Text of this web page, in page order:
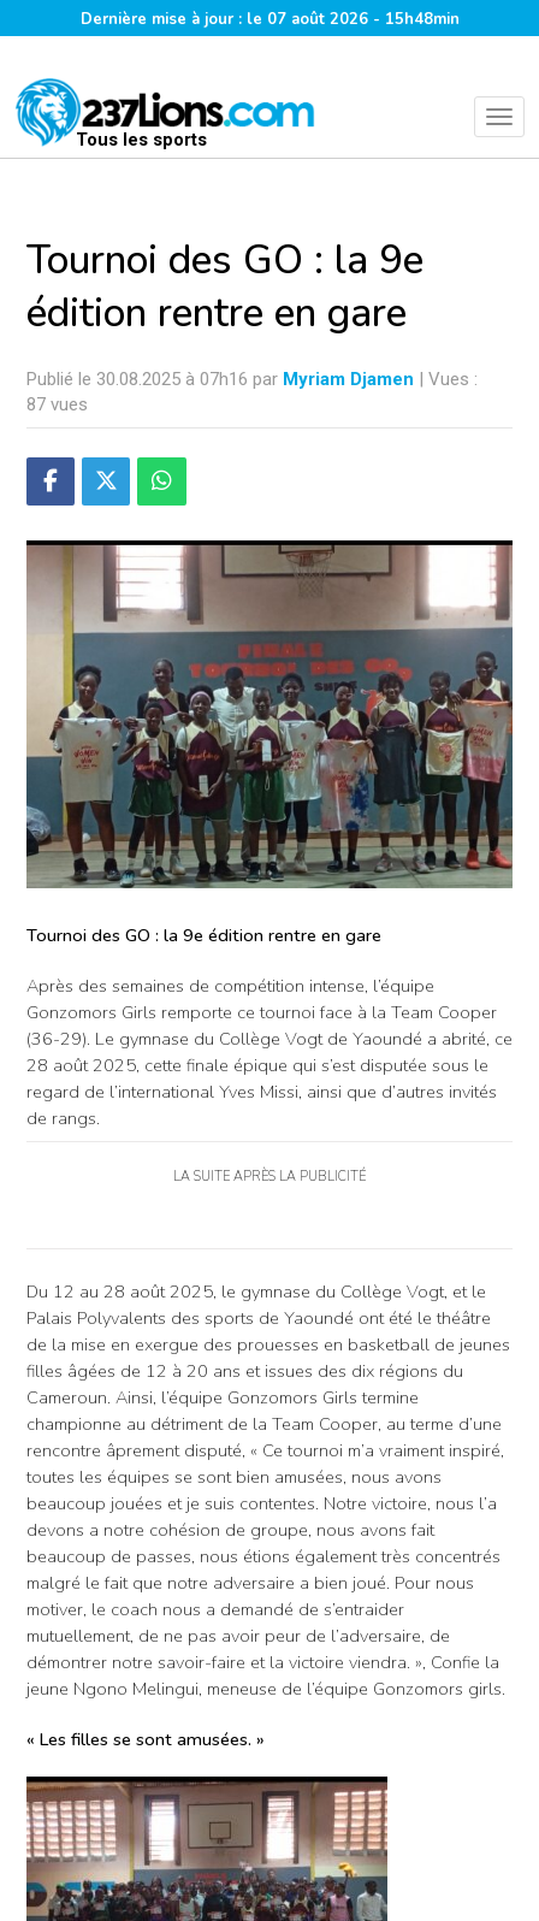
Dernière mise à jour : le 07 août 2026 - 15h48min
Tous les sports
Tournoi des GO : la 9e
édition rentre en gare
Publié le 30.08.2025 à 07h16 par Myriam Djamen | Vues :
87 vues
Tournoi des GO : la 9e édition rentre en gare
Après des semaines de compétition intense, l’équipe
Gonzomors Girls remporte ce tournoi face à la Team Cooper
(36-29). Le gymnase du Collège Vogt de Yaoundé a abrité, ce
28 août 2025, cette finale épique qui s’est disputée sous le
regard de l’international Yves Missi, ainsi que d’autres invités
de rangs.
LA SUITE APRÈS LA PUBLICITÉ
Du 12 au 28 août 2025, le gymnase du Collège Vogt, et le
Palais Polyvalents des sports de Yaoundé ont été le théâtre
de la mise en exergue des prouesses en basketball de jeunes
filles âgées de 12 à 20 ans et issues des dix régions du
Cameroun. Ainsi, l’équipe Gonzomors Girls termine
championne au détriment de la Team Cooper, au terme d’une
rencontre âprement disputé, « Ce tournoi m’a vraiment inspiré,
toutes les équipes se sont bien amusées, nous avons
beaucoup jouées et je suis contentes. Notre victoire, nous l’a
devons a notre cohésion de groupe, nous avons fait
beaucoup de passes, nous étions également très concentrés
malgré le fait que notre adversaire a bien joué. Pour nous
motiver, le coach nous a demandé de s’entraider
mutuellement, de ne pas avoir peur de l’adversaire, de
démontrer notre savoir-faire et la victoire viendra. », Confie la
jeune Ngono Melingui, meneuse de l’équipe Gonzomors girls.
« Les filles se sont amusées. »